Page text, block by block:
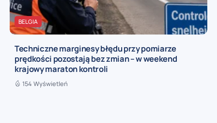
BELGIA
Techniczne marginesy błędu przy pomiarze
prędkości pozostają bez zmian – w weekend
krajowy maraton kontroli
154 Wyświetleń